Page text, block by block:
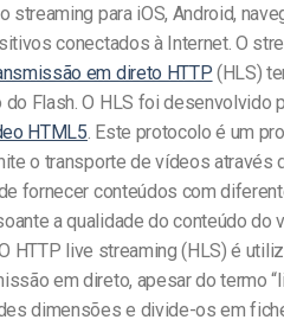
streaming para iOS, Android,
conectados à Internet. O
em direto HTTP (HLS)
Flash. O HLS foi desenvolvido
HTML5 . Este protocolo é um
o transporte de vídeos através
fornecer conteúdos com
a qualidade do conteúdo do
HTTP live streaming (HLS) é
em direto, apesar do termo
dimensões e divide-os em